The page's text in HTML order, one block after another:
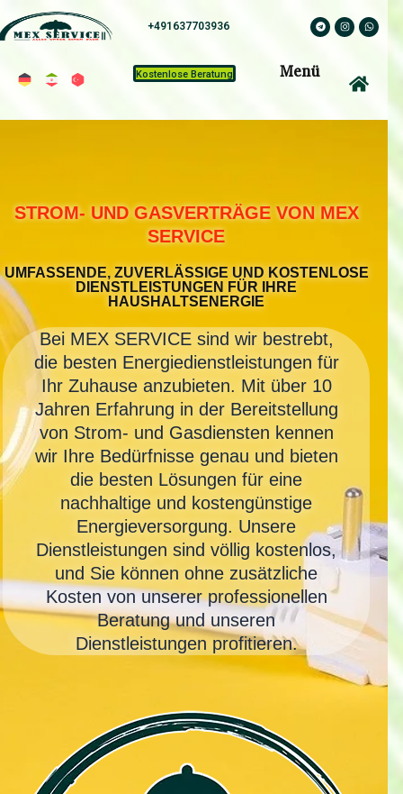
W
I
n
r
a
T
e
491637703936+
Menü
Kostenlose Beratung
STROM- UND GASVERTRÄGE VON MEX
SERVICE
UMFASSENDE, ZUVERLÄSSIGE UND KOSTENLOSE
DIENSTLEISTUNGEN FÜR IHRE
HAUSHALTSENERGIE
Bei MEX SERVICE sind wir bestrebt,
die besten Energiedienstleistungen für
Ihr Zuhause anzubieten. Mit über 10
Jahren Erfahrung in der Bereitstellung
von Strom- und Gasdiensten kennen
wir Ihre Bedürfnisse genau und bieten
die besten Lösungen für eine
nachhaltige und kostengünstige
Energieversorgung. Unsere
Dienstleistungen sind völlig kostenlos,
und Sie können ohne zusätzliche
Kosten von unserer professionellen
Beratung und unseren
Dienstleistungen profitieren.